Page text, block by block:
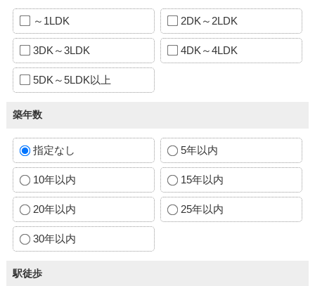
～1LDK 2DK～2LDK
3DK～3LDK 4DK～4LDK
5DK～5LDK以上
築年数
指定なし 5年以内
10年以内 15年以内
20年以内 25年以内
30年以内
駅徒歩